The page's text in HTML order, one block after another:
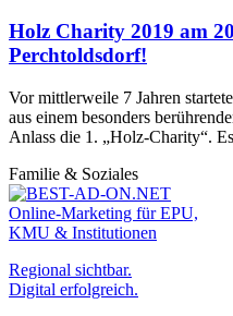
Holz Charity 2019 am
Perchtoldsdorf!
Vor mittlerweile 7 Jahren
aus einem besonders
Anlass die 1. „Holz-Charity“.
Familie & Soziales
Online-Marketing für EPU,
KMU & Institutionen
Regional sichtbar.
Digital erfolgreich.